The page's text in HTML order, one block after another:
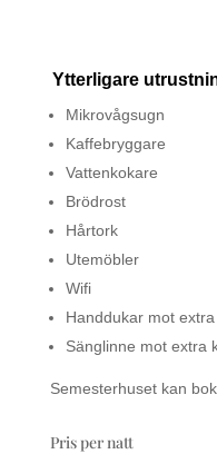
Ytterligare
Mikrovågsugn
Kaffebryggare
Vattenkokare
Brödrost
Hårtork
Utemöbler
Wifi
Handdukar mot
Sänglinne mot extra
Semesterhuset kan
Pris per natt